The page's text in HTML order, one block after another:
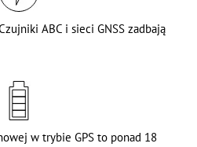
ABC i sieci GNSS zadbają
w trybie GPS to ponad 18